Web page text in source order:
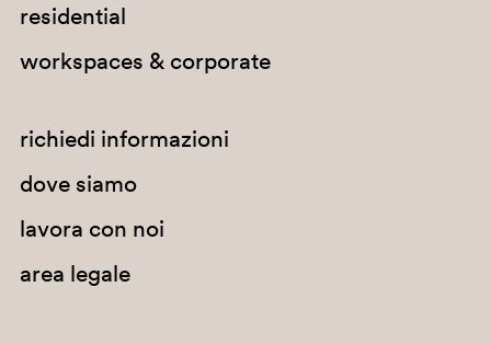
residential
workspaces & corporate
richiedi informazioni
dove siamo
lavora con noi
area legale